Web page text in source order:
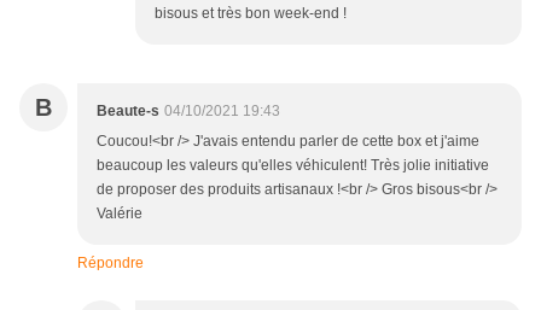
bisous et très bon week-end !
B Beaute-s 04/10/2021 19:43
Coucou!<br /> J'avais entendu parler de cette box et j'aime
beaucoup les valeurs qu'elles véhiculent! Très jolie initiative
de proposer des produits artisanaux !<br /> Gros bisous<br />
Valérie
Répondre